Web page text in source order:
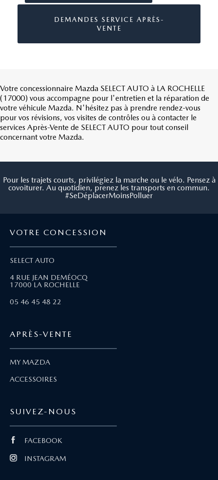
DEMANDES SERVICE APRÈS-
VENTE
Votre concessionnaire Mazda SELECT AUTO à LA ROCHELLE
(17000) vous accompagne pour l'entretien et la réparation de
votre véhicule Mazda. N'hésitez pas à prendre rendez-vous
pour vos révisions, vos visites de contrôles ou à contacter le
services Après-Vente de SELECT AUTO pour tout conseil
concernant votre Mazda.
Pour les trajets courts, privilégiez la marche ou le vélo. Pensez à
covoiturer. Au quotidien, prenez les transports en commun.
#SeDéplacerMoinsPolluer
VOTRE CONCESSION
SELECT AUTO
4 RUE JEAN DEMÉOCQ
17000 LA ROCHELLE
05 46 45 48 22
APRÈS-VENTE
MY MAZDA
ACCESSOIRES
SUIVEZ-NOUS
FACEBOOK
INSTAGRAM